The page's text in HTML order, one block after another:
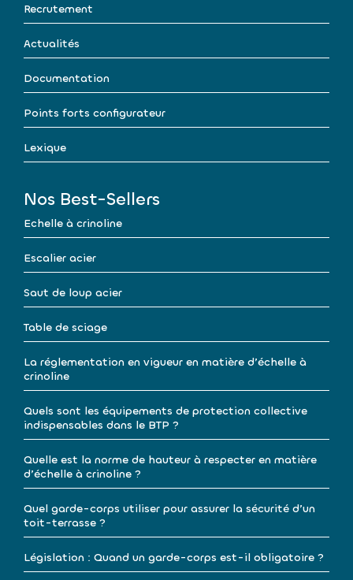
Recrutement
Actualités
Documentation
Points forts configurateur
Lexique
Nos Best-Sellers
Echelle à crinoline
Escalier acier
Saut de loup acier
Table de sciage
La réglementation en vigueur en matière d’échelle à
crinoline
Quels sont les équipements de protection collective
indispensables dans le BTP ?
Quelle est la norme de hauteur à respecter en matière
d’échelle à crinoline ?
Quel garde-corps utiliser pour assurer la sécurité d’un
toit-terrasse ?
Législation : Quand un garde-corps est-il obligatoire ?